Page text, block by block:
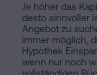
Je höher das
desto sinnvoller
Angebot zu
immer möglich,
Hypothek
wenn nur noch